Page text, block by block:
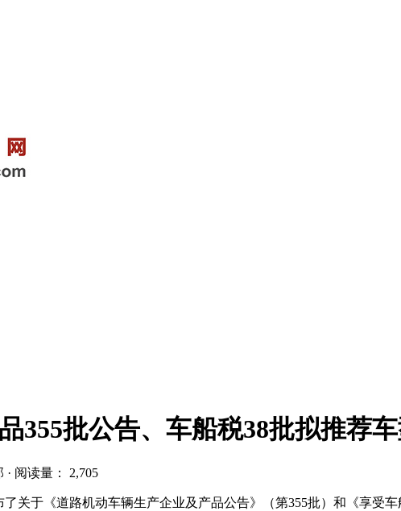
355批公告、车船税38批拟推荐
· 阅读量： 2,705
了关于《道路机动车辆生产企业及产品公告》（第355批）和《享